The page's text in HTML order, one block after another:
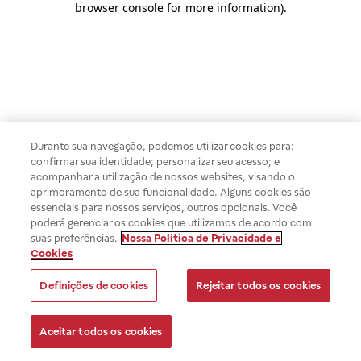
browser console for more information).
Durante sua navegação, podemos utilizar cookies para:
confirmar sua identidade; personalizar seu acesso; e
acompanhar a utilização de nossos websites, visando o
aprimoramento de sua funcionalidade. Alguns cookies são
essenciais para nossos serviços, outros opcionais. Você
poderá gerenciar os cookies que utilizamos de acordo com
suas preferências. Nossa Política de Privacidade e
Cookies
Definições de cookies Rejeitar todos os cookies
Aceitar todos os cookies